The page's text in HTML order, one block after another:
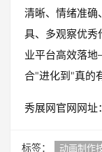
清晰、情绪准确
具、多观察优秀
业平台高效落
合"进化到"真的
秀展网官网网址：
标签： 动画制作